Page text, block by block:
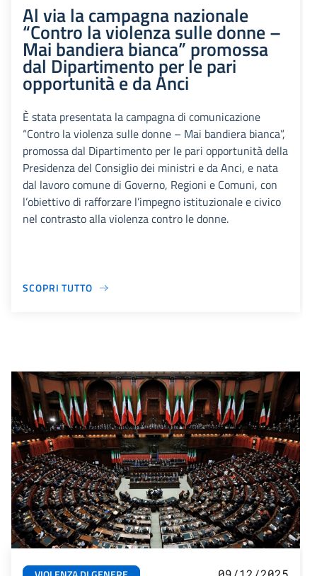
Al via la campagna nazionale
“Contro la violenza sulle donne –
Mai bandiera bianca” promossa
dal Dipartimento per le pari
opportunità e da Anci
È stata presentata la campagna di comunicazione
“Contro la violenza sulle donne – Mai bandiera bianca”,
promossa dal Dipartimento per le pari opportunità della
Presidenza del Consiglio dei ministri e da Anci, e nata
dal lavoro comune di Governo, Regioni e Comuni, con
l’obiettivo di rafforzare l’impegno istituzionale e civico
nel contrasto alla violenza contro le donne.
SCOPRI TUTTO